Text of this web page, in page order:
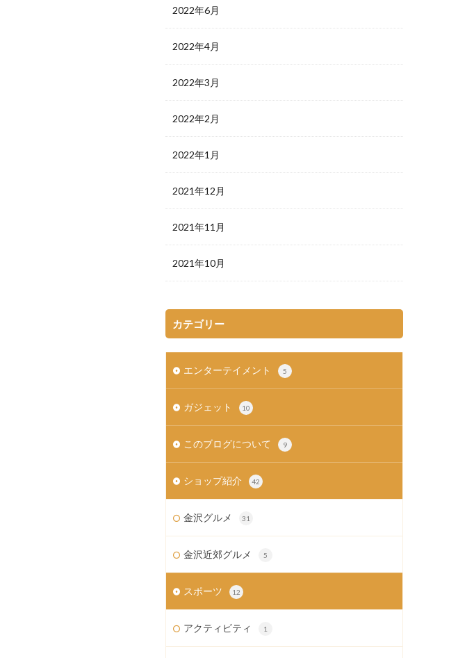
2022年6月
2022年4月
2022年3月
2022年2月
2022年1月
2021年12月
2021年11月
2021年10月
カテゴリー
エンターテイメント 5
ガジェット 10
このブログについて 9
ショップ紹介 42
金沢グルメ 31
金沢近郊グルメ 5
スポーツ 12
アクティビティ 1